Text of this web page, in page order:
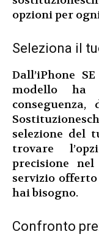
opzioni per
Seleziona il
Dall’iPhone
modello
selezione del
trovare
precisione
servizio
hai bisogno.
Confronto